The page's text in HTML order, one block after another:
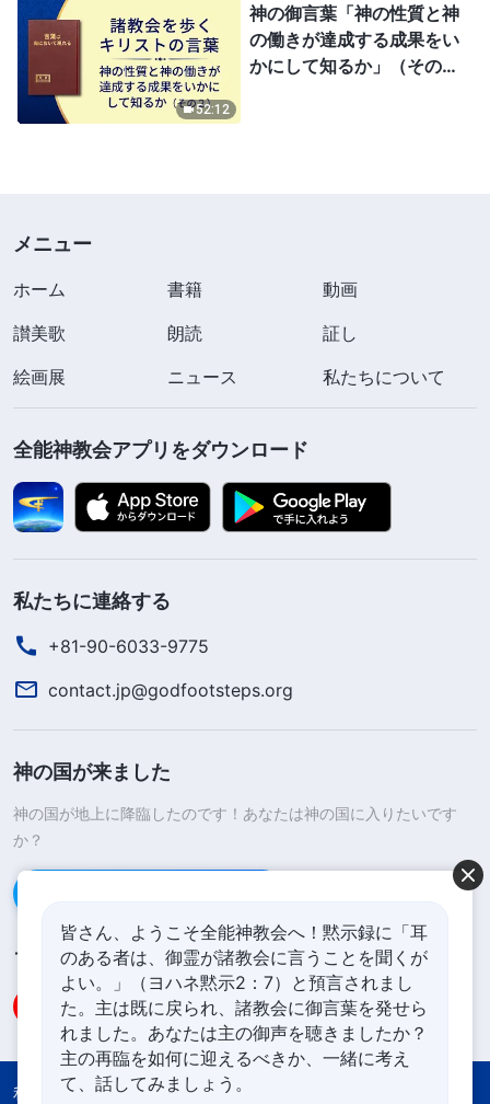
52:12
神の御言葉「神の性質と神
の働きが達成する成果をい
かにして知るか」（その
メニュー
ホーム 書籍
動画
讃美歌
朗読
証し
絵画展
ニュース 私たちについて
全能神教会アプリをダウンロード
私たちに連絡する
+81-90-6033-9775
contact.jp@godfootsteps.org
神の国が来ました
神の国が地上に降臨したのです！あなたは神の国に入りたいです
か？
フォローする
利用規約 プライバシーポリシー
皆さん、ようこそ全能神教会へ！黙示録に「耳
のある者は、御霊が諸教会に言うことを聞くが
よい。」（ヨハネ黙示2：7）と預言されまし
た。主は既に戻られ、諸教会に御言葉を発せら
れました。あなたは主の御声を聴きましたか？
主の再臨を如何に迎えるべきか、一緒に考え
て、話してみましょう。